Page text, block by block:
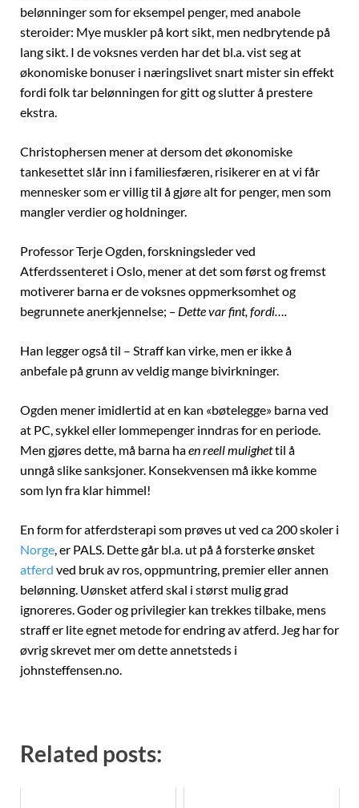
belønninger som for eksempel penger, med anabole
steroider: Mye muskler på kort sikt, men nedbrytende på
lang sikt. I de voksnes verden har det bl.a. vist seg at
økonomiske bonuser i næringslivet snart mister sin effekt
fordi folk tar belønningen for gitt og slutter å prestere
ekstra.
Christophersen mener at dersom det økonomiske
tankesettet slår inn i familiesfæren, risikerer en at vi får
mennesker som er villig til å gjøre alt for penger, men som
mangler verdier og holdninger.
Professor Terje Ogden, forskningsleder ved
Atferdssenteret i Oslo, mener at det som først og fremst
motiverer barna er de voksnes oppmerksomhet og
begrunnete anerkjennelse; – Dette var fint, fordi….
Han legger også til – Straff kan virke, men er ikke å
anbefale på grunn av veldig mange bivirkninger.
Ogden mener imidlertid at en kan «bøtelegge» barna ved
at PC, sykkel eller lommepenger inndras for en periode.
Men gjøres dette, må barna haen reell mulighettil å
unngå slike sanksjoner. Konsekvensen må ikke komme
som lyn fra klar himmel!
En form for atferdsterapi som prøves ut ved ca 200 skoler i
Norge , er PALS. Dette går bl.a. ut på å forsterke ønsket
atferd ved bruk av ros, oppmuntring, premier eller annen
belønning. Uønsket atferd skal i størst mulig grad
ignoreres. Goder og privilegier kan trekkes tilbake, mens
straff er lite egnet metode for endring av atferd. Jeg har for
øvrig skrevet mer om dette annetsteds i
johnsteffensen.no.
Related posts: